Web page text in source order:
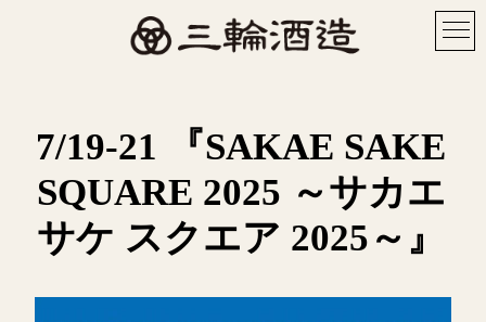
7/19-21 『SAKAE SAKE
SQUARE 2025 ～サカエ
サケ スクエア 2025～』